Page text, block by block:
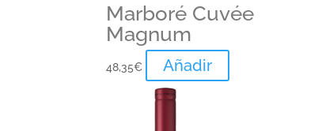
Marboré Cuvée
Magnum
48,35€ Añadir